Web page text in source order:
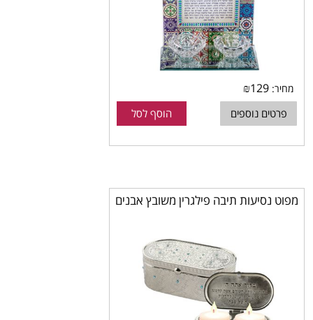
מחיר: ₪129
פרטים נוספים הוסף לסל
מפוט נסיעות תיבה פילגרין משובץ אבנים